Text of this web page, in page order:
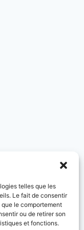
telles que les
Le fait de consentir
le comportement
ou de retirer son
et fonctions.